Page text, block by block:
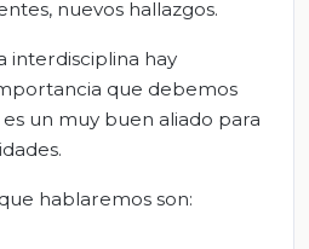
nuevos hallazgos.
interdisciplina hay
que debemos
un muy buen aliado para
hablaremos son: